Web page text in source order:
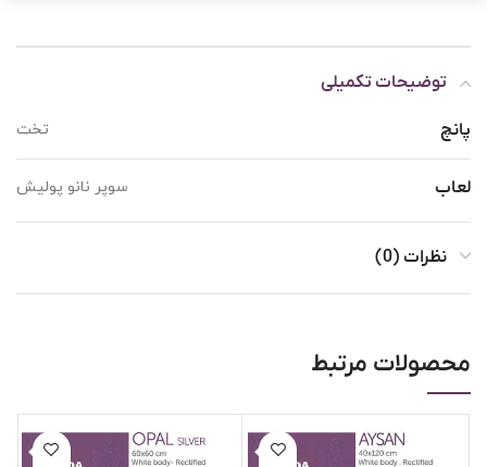
توضیحات تکمیلی
پانچ تخت
لعاب سوپر نانو پولیش
نظرات (0)
محصولات مرتبط